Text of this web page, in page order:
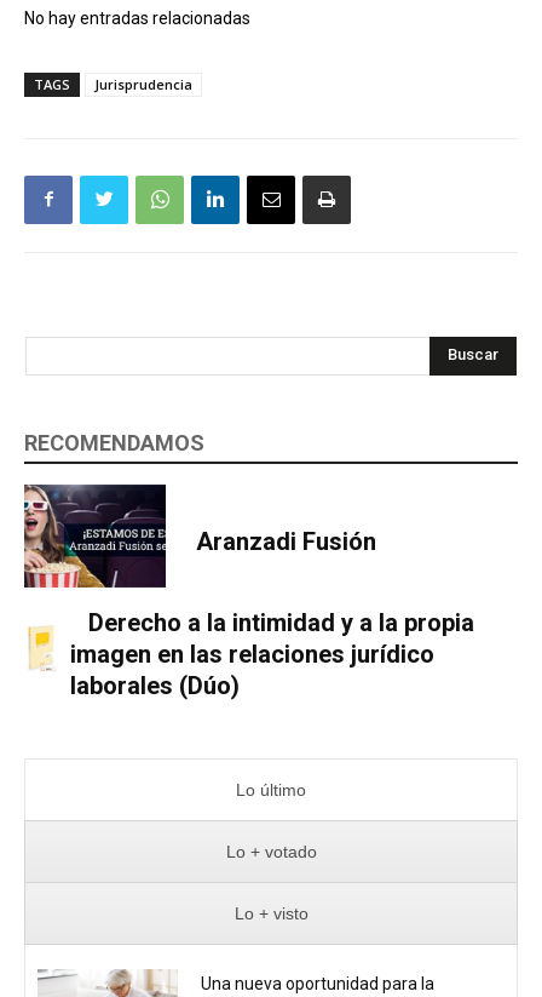
No hay entradas relacionadas
TAGS Jurisprudencia
Buscar
RECOMENDAMOS
Aranzadi Fusión
Derecho a la intimidad y a la propia
imagen en las relaciones jurídico
laborales (Dúo)
Lo último
Lo + votado
Lo + visto
Una nueva oportunidad para la